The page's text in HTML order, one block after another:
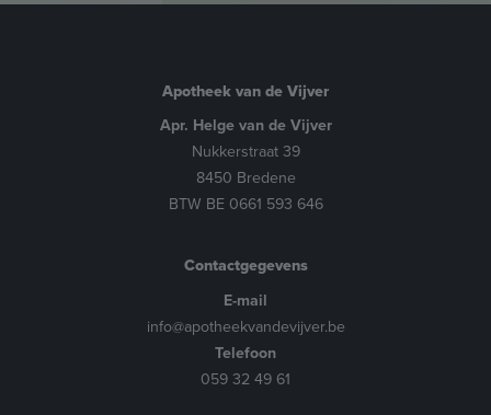
Apotheek van de Vijver
Apr. Helge van de Vijver
Nukkerstraat 39
8450 Bredene
BTW BE 0661 593 646
Contactgegevens
E-mail
info@apotheekvandevijver.be
Telefoon
059 32 49 61